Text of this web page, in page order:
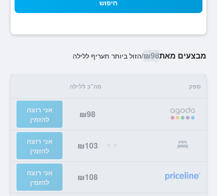
חיפוש
מבצעים מאת₪98
/הזול ביותר תעריף ללילה
ספק סה"כ ללילה
₪98
אני רוצה
להזמין
₪103
אני רוצה
להזמין
₪108
אני רוצה
להזמין